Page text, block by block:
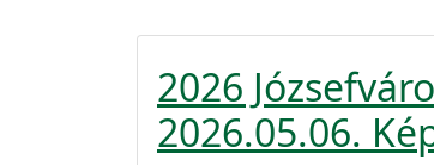
2026
2026.05.06.